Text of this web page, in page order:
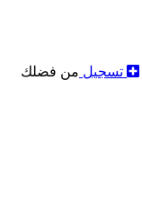
تسجيل من فضلك